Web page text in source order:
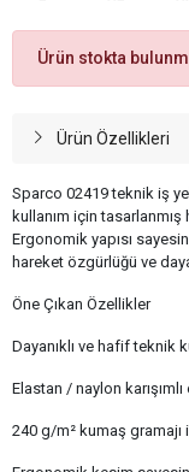
Ürün stokta
Ürün Özellikleri
Sparco 02419 teknik iş
kullanım için
Ergonomik yapısı
hareket özgürlüğü ve
Öne Çıkan Özellikler
Dayanıklı ve hafif teknik
Elastan / naylon
240 g/m² kumaş gramajı